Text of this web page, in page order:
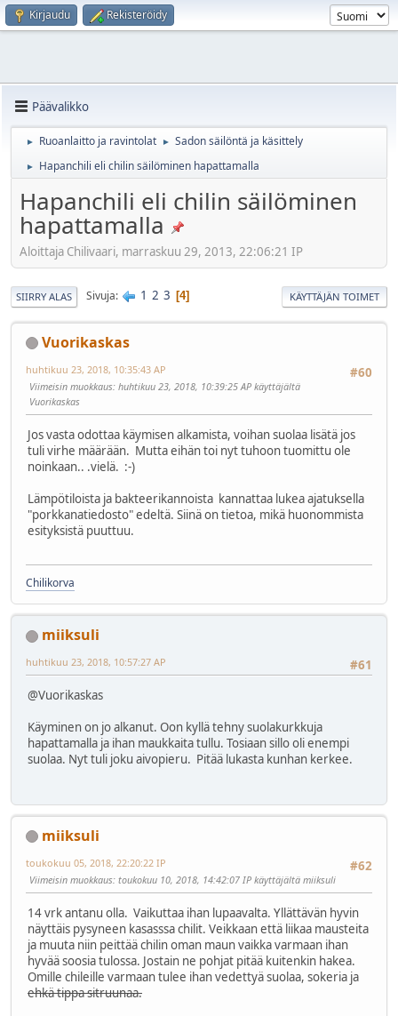
Kirjaudu Rekisteröidy
Päävalikko
► Ruoanlaitto ja ravintolat ► Sadon säilöntä ja käsittely
► Hapanchili eli chilin säilöminen hapattamalla
Hapanchili eli chilin säilöminen
hapattamalla
Aloittaja Chilivaari, marraskuu 29, 2013, 22:06:21 IP
SIIRRY ALAS Sivuja 1 2 3 4 KÄYTTÄJÄN TOIMET
Vuorikaskas
#60
huhtikuu 23, 2018, 10:35:43 AP
Viimeisin muokkaus: huhtikuu 23, 2018, 10:39:25 AP käyttäjältä
Vuorikaskas
Jos vasta odottaa käymisen alkamista, voihan suolaa lisätä jos
tuli virhe määrään. Mutta eihän toi nyt tuhoon tuomittu ole
noinkaan.. .vielä. :-)
Lämpötiloista ja bakteerikannoista kannattaa lukea ajatuksella
"porkkanatiedosto" edeltä. Siinä on tietoa, mikä huonommista
esityksistä puuttuu.
Chilikorva
miiksuli
#61
huhtikuu 23, 2018, 10:57:27 AP
@Vuorikaskas
Käyminen on jo alkanut. Oon kyllä tehny suolakurkkuja
hapattamalla ja ihan maukkaita tullu. Tosiaan sillo oli enempi
suolaa. Nyt tuli joku aivopieru. Pitää lukasta kunhan kerkee.
miiksuli
#62
toukokuu 05, 2018, 22:20:22 IP
Viimeisin muokkaus: toukokuu 10, 2018, 14:42:07 IP käyttäjältä miiksuli
14 vrk antanu olla. Vaikuttaa ihan lupaavalta. Yllättävän hyvin
näyttäis pysyneen kasasssa chilit. Veikkaan että liikaa mausteita
ja muuta niin peittää chilin oman maun vaikka varmaan ihan
hyvää soosia tulossa. Jostain ne pohjat pitää kuitenkin hakea.
Omille chileille varmaan tulee ihan vedettyä suolaa, sokeria ja
ehkä tippa sitruunaa.